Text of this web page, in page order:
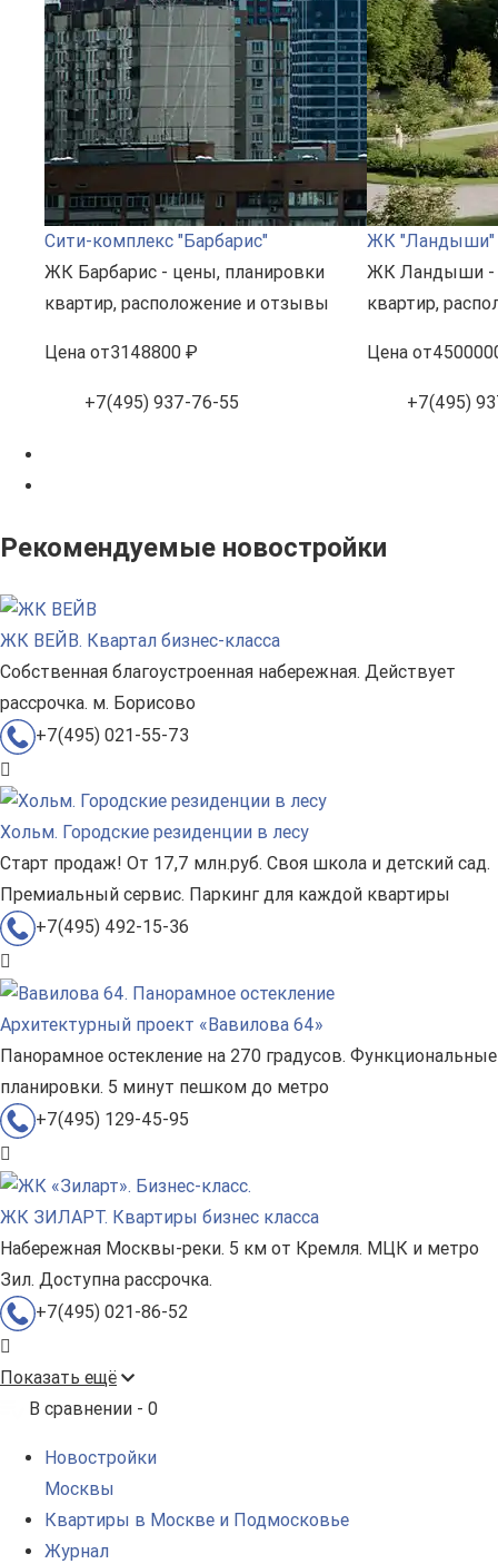
Сити-комплекс "Барбарис"
ЖК Барбарис - цены, планировки
квартир, расположение и отзывы
Цена от3148800 ₽
+7(495) 937-76-55
ЖК "Ландыши"
ЖК Ландыши -
квартир,
Цена от
+7(495)
Рекомендуемые новостройки
ЖК ВЕЙВ. Квартал бизнес-класса
Собственная благоустроенная набережная. Действует
рассрочка. м. Борисово
+7(495) 021-55-73
Хольм. Городские резиденции в лесу
Старт продаж! От 17,7 млн.руб. Своя школа и детский сад.
Премиальный сервис. Паркинг для каждой квартиры
+7(495) 492-15-36
Архитектурный проект «Вавилова 64»
Панорамное остекление на 270 градусов. Функциональные
планировки. 5 минут пешком до метро
+7(495) 129-45-95
ЖК ЗИЛАРТ. Квартиры бизнес класса
Набережная Москвы-реки. 5 км от Кремля. МЦК и метро
Зил. Доступна рассрочка.
+7(495) 021-86-52
Показать ещё
В сравнении - 0
Новостройки
Москвы
Квартиры в Москве и Подмосковье
Журнал